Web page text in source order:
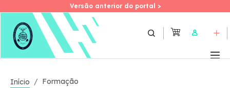
Skip
Versão anterior do portal >
Versão anterior do portal >
User
Início Formação